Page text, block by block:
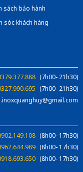
sách bảo hành
sóc khách hàng
(7h00- 21h30)
(7h00- 21h30)
(8h00- 17h30)
(8h00- 17h30)
(8h00- 17h30)